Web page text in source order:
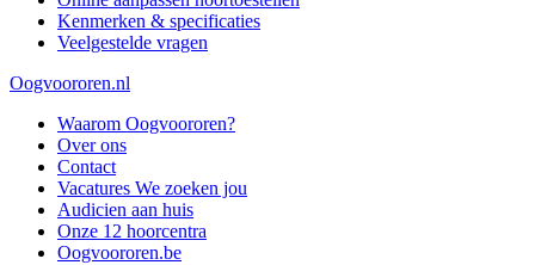
Kenmerken & specificaties
Veelgestelde vragen
Oogvoororen.nl
Waarom Oogvoororen?
Over ons
Contact
Vacatures We zoeken jou
Audicien aan huis
Onze 12 hoorcentra
Oogvoororen.be